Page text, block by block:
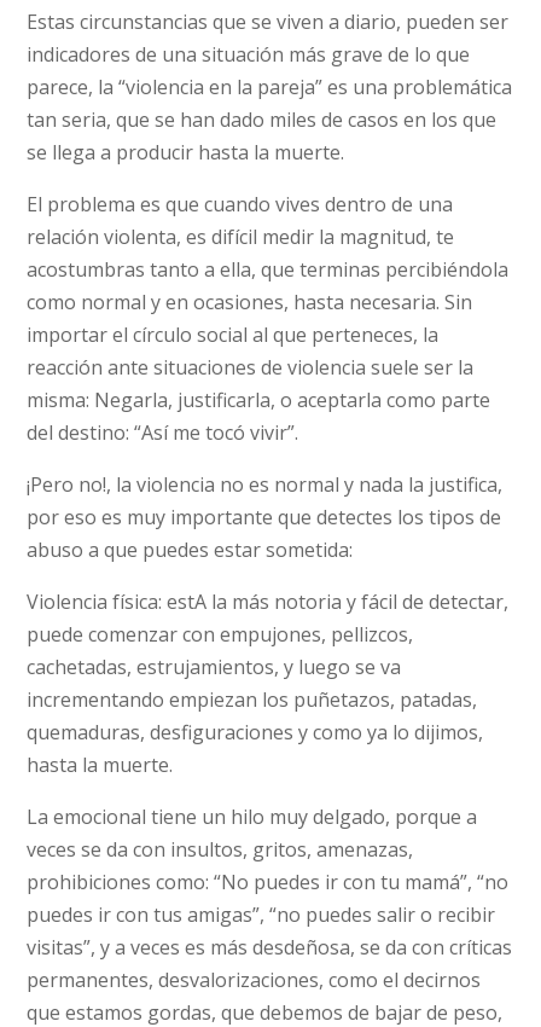
Estas circunstancias que se viven a diario, pueden ser
indicadores de una situación más grave de lo que
parece, la “violencia en la pareja” es una problemática
tan seria, que se han dado miles de casos en los que
se llega a producir hasta la muerte.
El problema es que cuando vives dentro de una
relación violenta, es difícil medir la magnitud, te
acostumbras tanto a ella, que terminas percibiéndola
como normal y en ocasiones, hasta necesaria. Sin
importar el círculo social al que perteneces, la
reacción ante situaciones de violencia suele ser la
misma: Negarla, justificarla, o aceptarla como parte
del destino: “Así me tocó vivir”.
¡Pero no!, la violencia no es normal y nada la justifica,
por eso es muy importante que detectes los tipos de
abuso a que puedes estar sometida:
Violencia física: estA la más notoria y fácil de detectar,
puede comenzar con empujones, pellizcos,
cachetadas, estrujamientos, y luego se va
incrementando empiezan los puñetazos, patadas,
quemaduras, desfiguraciones y como ya lo dijimos,
hasta la muerte.
La emocional tiene un hilo muy delgado, porque a
veces se da con insultos, gritos, amenazas,
prohibiciones como: “No puedes ir con tu mamá”, “no
puedes ir con tus amigas”, “no puedes salir o recibir
visitas”, y a veces es más desdeñosa, se da con críticas
permanentes, desvalorizaciones, como el decirnos
que estamos gordas, que debemos de bajar de peso,